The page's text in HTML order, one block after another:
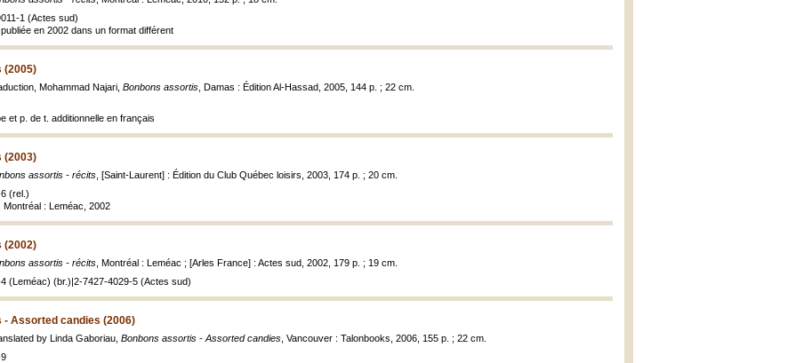
1 (Actes sud)
en 2002 dans un format différent
(2005)
Mohammad Najari, Bonbons assortis , Damas : Édition Al-Hassad, 2005, 144 p. ; 22 cm.
et p. de t. additionnelle en français
(2003)
assortis - récits , [Saint-Laurent] : Édition du Club Québec loisirs, 2003, 174 p. ; 20 cm.
(rel.)
Montréal : Leméac, 2002
(2002)
assortis - récits , Montréal : Leméac ; [Arles France] : Actes sud, 2002, 179 p. ; 19 cm.
(Leméac) (br.)|2-7427-4029-5 (Actes sud)
- Assorted candies (2006)
by Linda Gaboriau, Bonbons assortis - Assorted candies , Vancouver : Talonbooks, 2006, 155 p. ; 22 cm.